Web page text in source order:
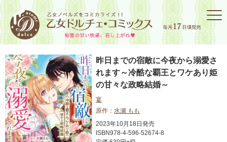
昨日までの宿敵に今夜から溺愛さ
れます～冷酷な覇王とワケあり姫
の甘々な政略結婚～
宴
原作： 水瀬 もも
2023年10月18日発売
ISBN978-4-596-52674-8